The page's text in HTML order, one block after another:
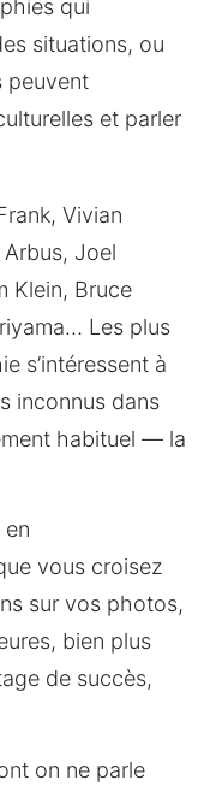
qui
situations, ou
peuvent
et parler
Vivian
Joel
Klein, Bruce
Les plus
s’intéressent à
inconnus dans
habituel — la
en
vous croisez
sur vos photos,
bien plus
de succès,
on ne parle